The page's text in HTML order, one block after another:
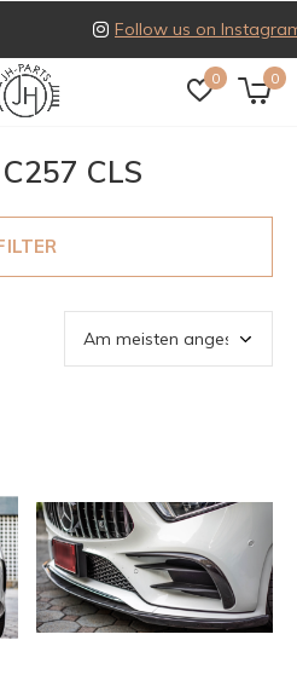
0 0
us on Instagram
CLS